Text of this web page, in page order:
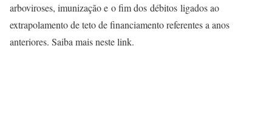
arboviroses, imunização e o fim dos débitos ligados ao
extrapolamento de teto de financiamento referentes a anos
anteriores. Saiba mais neste link.